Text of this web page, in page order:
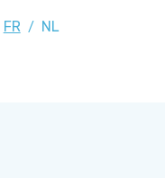
FR / NL